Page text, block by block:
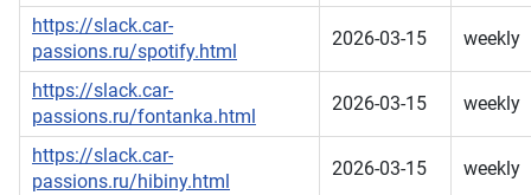
https://slack.car-
passions.ru/spotify.html
2026-03-15 weekly
https://slack.car-
passions.ru/fontanka.html
2026-03-15 weekly
https://slack.car-
passions.ru/hibiny.html
2026-03-15 weekly